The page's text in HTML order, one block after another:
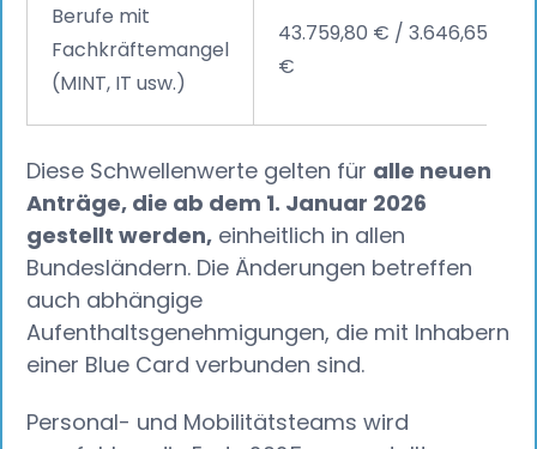
Berufe mit
Fachkräftemangel
(MINT, IT usw.)
43.759,80 € / 3.646,65
€
Diese Schwellenwerte gelten für alle neuen
Anträge, die ab dem 1. Januar 2026
gestellt werden, einheitlich in allen
Bundesländern. Die Änderungen betreffen
auch abhängige
Aufenthaltsgenehmigungen, die mit Inhabern
einer Blue Card verbunden sind.
Personal- und Mobilitätsteams wird